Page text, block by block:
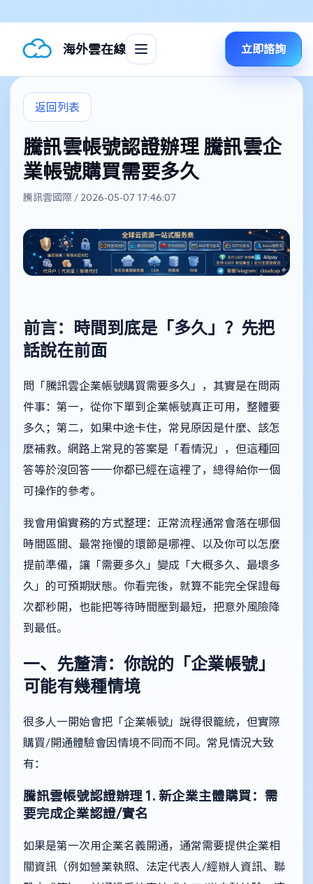
海外雲在線 立即諮詢
返回列表
騰訊雲帳號認證辦理 騰訊雲企
業帳號購買需要多久
騰訊雲國際 / 2026-05-07 17:46:07
前言：時間到底是「多久」？先把
話說在前面
問「騰訊雲企業帳號購買需要多久」，其實是在問兩
件事：第一，從你下單到企業帳號真正可用，整體要
多久；第二，如果中途卡住，常見原因是什麼、該怎
麼補救。網路上常見的答案是「看情況」，但這種回
答等於沒回答——你都已經在這裡了，總得給你一個
可操作的參考。
我會用偏實務的方式整理：正常流程通常會落在哪個
時間區間、最常拖慢的環節是哪裡、以及你可以怎麼
提前準備，讓「需要多久」變成「大概多久、最壞多
久」的可預期狀態。你看完後，就算不能完全保證每
次都秒開，也能把等待時間壓到最短，把意外風險降
到最低。
一、先釐清：你說的「企業帳號」
可能有幾種情境
很多人一開始會把「企業帳號」說得很籠統，但實際
購買/開通體驗會因情境不同而不同。常見情況大致
有：
騰訊雲帳號認證辦理 1. 新企業主體購買：需
要完成企業認證/實名
如果是第一次用企業名義開通，通常需要提供企業相
關資訊（例如營業執照、法定代表人/經辦人資訊、聯